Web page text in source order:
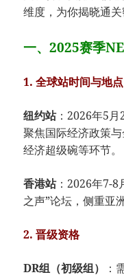
维度，为你揭晓通关
一、2025赛季
​1. 全球站时间与地点​
​纽约站​：2026年5月
聚焦国际经济政策
经济超级碗等环节。
​香港站​：2026年7-8
之声”论坛，侧重亚
​2. 晋级资格​
​DR组（初级组）​
：